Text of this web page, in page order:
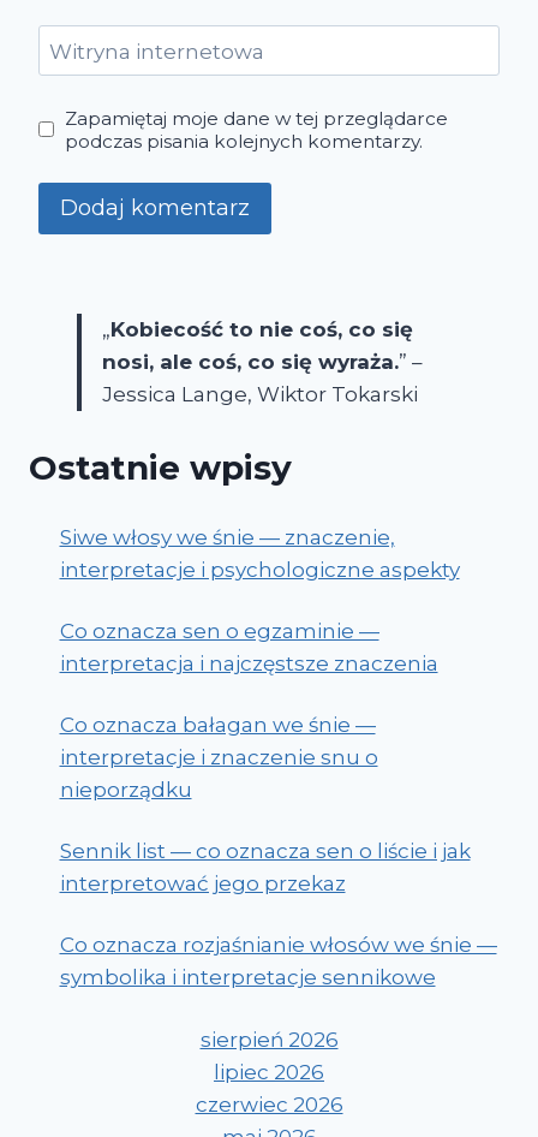
Witryna internetowa
Zapamiętaj moje dane w tej przeglądarce
podczas pisania kolejnych komentarzy.
„Kobiecość to nie coś, co się
nosi, ale coś, co się wyraża.” –
Jessica Lange, Wiktor Tokarski
Ostatnie wpisy
Siwe włosy we śnie — znaczenie,
interpretacje i psychologiczne aspekty
Co oznacza sen o egzaminie —
interpretacja i najczęstsze znaczenia
Co oznacza bałagan we śnie —
interpretacje i znaczenie snu o
nieporządku
Sennik list — co oznacza sen o liście i jak
interpretować jego przekaz
Co oznacza rozjaśnianie włosów we śnie —
symbolika i interpretacje sennikowe
sierpień 2026
lipiec 2026
czerwiec 2026